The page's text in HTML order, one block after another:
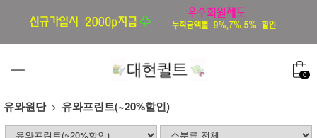
0
유와원단 유와프린트(~20%할인)